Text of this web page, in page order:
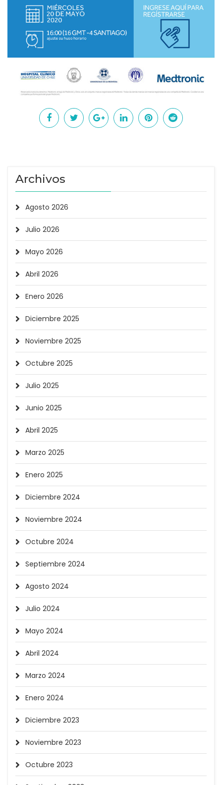
Archivos
Agosto 2026
Julio 2026
Mayo 2026
Abril 2026
Enero 2026
Diciembre 2025
Noviembre 2025
Octubre 2025
Julio 2025
Junio 2025
Abril 2025
Marzo 2025
Enero 2025
Diciembre 2024
Noviembre 2024
Octubre 2024
Septiembre 2024
Agosto 2024
Julio 2024
Mayo 2024
Abril 2024
Marzo 2024
Enero 2024
Diciembre 2023
Noviembre 2023
Octubre 2023